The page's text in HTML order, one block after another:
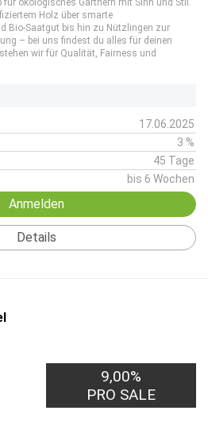
für ökologisches Gärtnern mit Sinn und Stil.
Holz über smarte
Bio-Saatgut bis hin zu Nützlingen zur
– bei uns findest du alles für deinen
wir für Qualität, Fairness und
17.06.2025
3 %
45 Tage
bis 6 Wochen
Anmelden
Details
9,00%
PRO SALE